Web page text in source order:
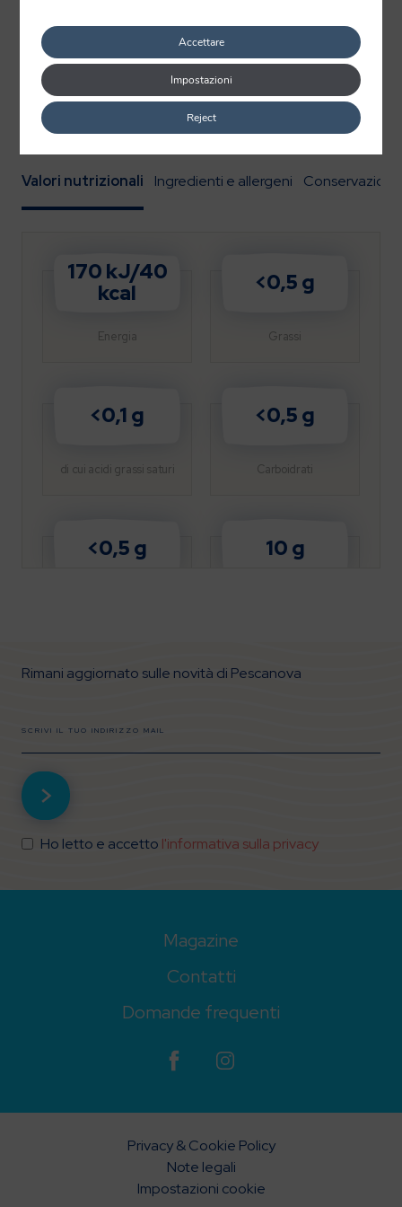
formato da 1kg
oppure nella praticissima versione da
250g già cotto e tagliato in pezzi, pronto da gustare.
Scopri tutte lericette con il polpoper stupire e
portare la gioia in tavola, ogni giorno!
Valori nutrizionali Ingredienti e allergeni
170 kJ/40
kcal
Energia
<0,5 g
Grassi
<0,1 g
di cui acidi grassi saturi
<0,5 g
Carboidrati
<0,5 g 10 g
1,4 g
Sale
Rimani aggiornato sulle novità di Pescanova
Ho letto e accetto l'informativa sulla privacy
Magazine
Contatti
Domande frequenti
Privacy & Cookie Policy
Note legali
Impostazioni cookie
Accettare
Reject
Impostazioni